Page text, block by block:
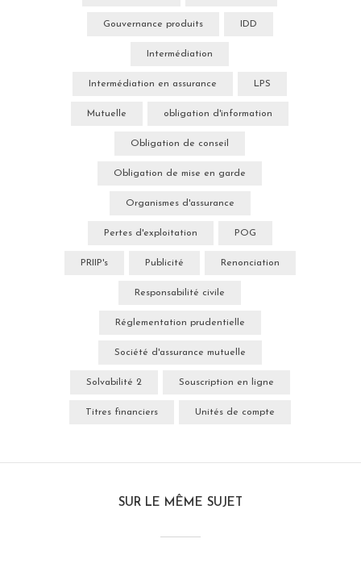
Gouvernance produits IDD
Intermédiation
Intermédiation en assurance LPS
Mutuelle obligation d'information
Obligation de conseil
Obligation de mise en garde
Organismes d'assurance
Pertes d'exploitation POG
PRIIP's Publicité Renonciation
Responsabilité civile
Réglementation prudentielle
Société d'assurance mutuelle
Solvabilité 2 Souscription en ligne
Titres financiers Unités de compte
SUR LE MÊME SUJET